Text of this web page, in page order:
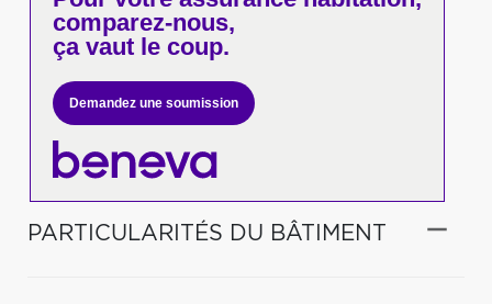
comparez-nous,
ça vaut le coup.
Demandez une soumission
PARTICULARITÉS DU BÂTIMENT